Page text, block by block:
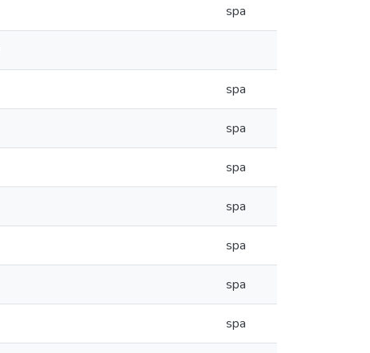
spa
spa
spa
spa
spa
spa
spa
spa